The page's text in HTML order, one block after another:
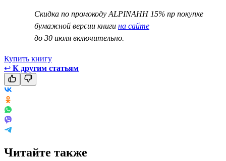
Скидка по промокоду ALPINAHH 15% пр покупке
бумажной версии книги на сайте
до 30 июля включительно.
Купить книгу
↩ К другим статьям
Читайте также